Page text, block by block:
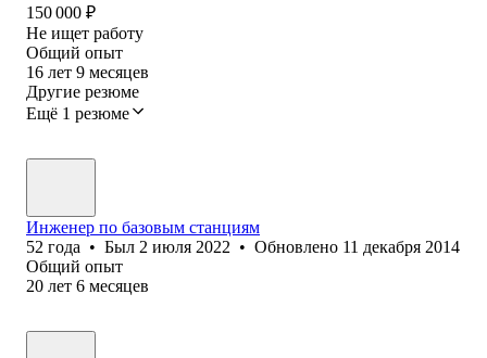
150 000 ₽
Не ищет работу
Общий опыт
16 лет 9 месяцев
Другие резюме
Ещё 1 резюме
Инженер по базовым станциям
52 года • Был 2 июля 2022 • Обновлено 11 декабря 2014
Общий опыт
20 лет 6 месяцев